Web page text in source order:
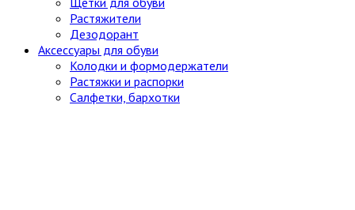
Растяжители
Дезодорант
Аксессуары для обуви
Колодки и формодержатели
Растяжки и распорки
Салфетки, бархотки